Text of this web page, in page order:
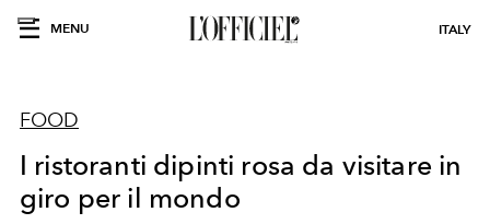
MENU ITALY
FOOD
I ristoranti dipinti rosa da visitare in
giro per il mondo